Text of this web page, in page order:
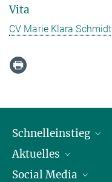
Vita
CV Marie Klara Schmidt
Schnelleinstieg
Personen
Pressebereich
Aktuelles
Stellenangebote
Social Media